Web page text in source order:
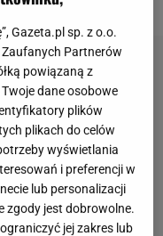
Gazeta.pl sp. z o.o.
Zaufanych Partnerów
powiązaną z
dane osobowe
plików
plikach do celów
wyświetlania
i preferencji w
lub personalizacji
zgody jest dobrowolne.
jej zakres lub